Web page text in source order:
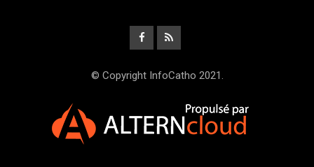
© Copyright InfoCatho 2021.